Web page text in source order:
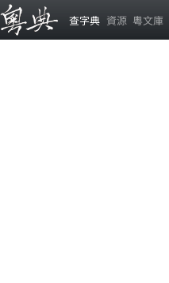
查字典 資源 粵文庫